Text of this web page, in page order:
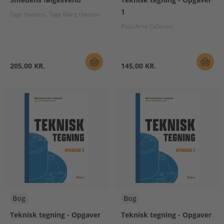
Tage Hansen Tage Marq Hansen
205,00 KR.
1
Poul-Arne Callesen
145,00 KR.
Bog
Teknisk tegning - Opgaver
Bog
Teknisk tegning - Opgaver